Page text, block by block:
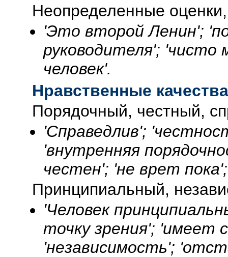
Неопределенные
'Это второй Ленин';
руководителя'; 'чисто
человек'.
Нравственные
Порядочный, честный,
'Справедлив';
'внутренняя
честен'; 'не врет
Принципиальный,
'Человек
точку зрения'; 'имеет
'независимость';